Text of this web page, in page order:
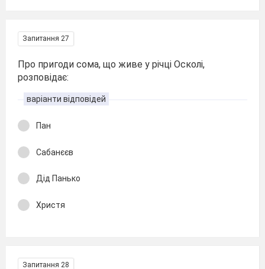
Запитання 27
Про пригоди сома, що живе у річці Осколі,
розповідає:
варіанти відповідей
Пан
Сабанєєв
Дід Панько
Христя
Запитання 28